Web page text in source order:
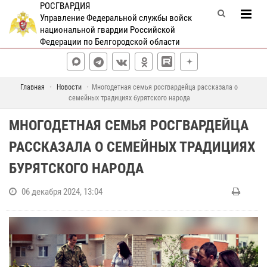
РОСГВАРДИЯ
Управление Федеральной службы войск
национальной гвардии Российской
Федерации по Белгородской области
Главная Новости
Многодетная семья росгвардейца рассказала о
семейных традициях бурятского народа
МНОГОДЕТНАЯ СЕМЬЯ РОСГВАРДЕЙЦА
РАССКАЗАЛА О СЕМЕЙНЫХ ТРАДИЦИЯХ
БУРЯТСКОГО НАРОДА
06 декабря 2024, 13:04